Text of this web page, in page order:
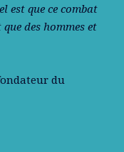
est que ce combat
des hommes et
du